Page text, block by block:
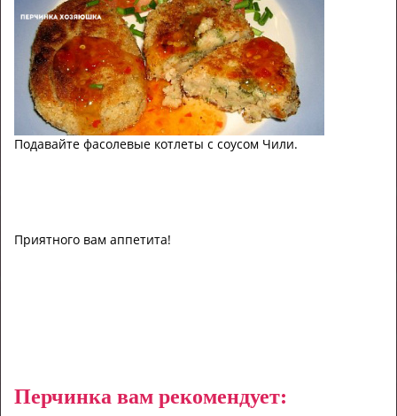
Подавайте фасолевые котлеты с соусом Чили.
Приятного вам аппетита!
Перчинка вам рекомендует: